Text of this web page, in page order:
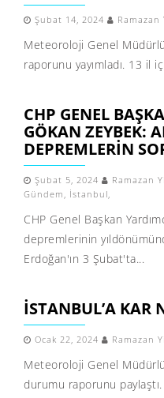
Şubat 14, 2024 Ramazan
Meteoroloji Genel
raporunu yayımladı. 13 il
CHP GENEL
GÖKAN ZEYBEK:
DEPREMLERIN
Şubat 5, 2024 Ramazan
Gündem , İstanbul,
CHP Genel Başkan
depremlerinin
Erdoğan'ın 3 Şubat'ta...
İSTANBUL’A KAR
Ocak 22, 2024 Ramazan
Meteoroloji Genel
durumu raporunu